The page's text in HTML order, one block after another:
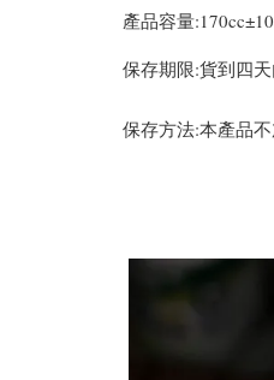
產品容量
保存期限:貨到四
保存方法:本產品